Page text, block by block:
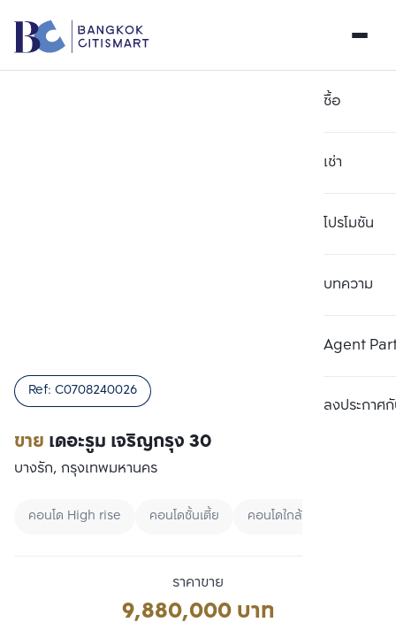
ซื้อ
เช่า
โปรโมชัน
บทความ
Agent
ลงประกาศกั
ขาย เดอะรูม เจริญกรุง 30
Ref: C0708240026
บางรัก, กรุงเทพมหานคร
คอนโด High rise คอนโดชั้นเตี้ย คอนโดใกล้มหาลัย
ราคาขาย
9,880,000 บาท
เปรียบเทียบ